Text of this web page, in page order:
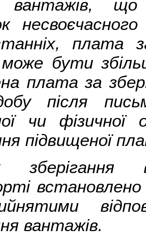
вантажів,
плата
бути
плата за
після
чи фізичної
підвищеної
зберігання
вантажів.